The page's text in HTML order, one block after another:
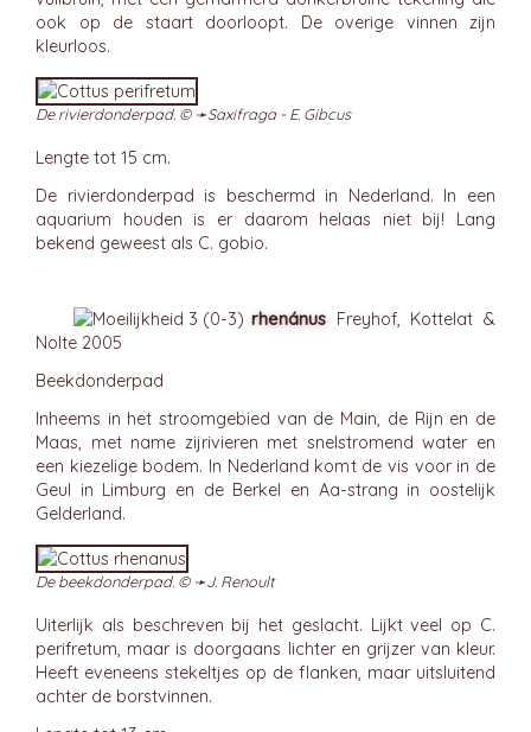
ook op de staart doorloopt. De overige vinnen zijn
kleurloos.
De rivierdonderpad. © ➛Saxifraga - E. Gibcus
Lengte tot 15 cm.
De rivierdonderpad is beschermd in Nederland. In een
aquarium houden is er daarom helaas niet bij! Lang
bekend geweest als C. gobio.
rhenánus Freyhof, Kottelat &
Nolte 2005
Beekdonderpad
Inheems in het stroomgebied van de Main, de Rijn en de
Maas, met name zijrivieren met snelstromend water en
een kiezelige bodem. In Nederland komt de vis voor in de
Geul in Limburg en de Berkel en Aa-strang in oostelijk
Gelderland.
De beekdonderpad. © ➛J. Renoult
Uiterlijk als beschreven bij het geslacht. Lijkt veel op C.
perifretum, maar is doorgaans lichter en grijzer van kleur.
Heeft eveneens stekeltjes op de flanken, maar uitsluitend
achter de borstvinnen.